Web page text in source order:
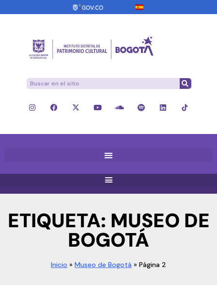
ETIQUETA: MUSEO DE
BOGOTÁ
Inicio » Museo de Bogotá » Página 2